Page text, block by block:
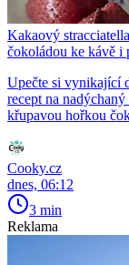
Kakaový
čokoládou ke kávě i
Upečte si vynikající
recept na
křupavou hořkou
Cooky.cz
dnes, 06:12
3 min
Reklama